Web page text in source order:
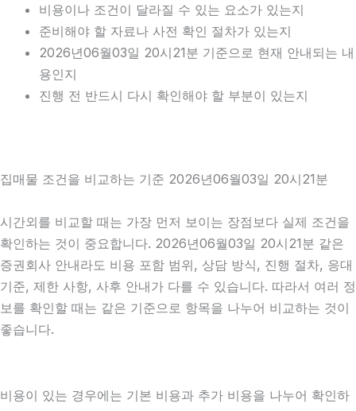
비용이나 조건이 달라질 수 있는 요소가 있는지
준비해야 할 자료나 사전 확인 절차가 있는지
2026년06월03일 20시21분 기준으로 현재 안내되는 내
용인지
진행 전 반드시 다시 확인해야 할 부분이 있는지
집매물 조건을 비교하는 기준 2026년06월03일 20시21분
시간외를 비교할 때는 가장 먼저 보이는 장점보다 실제 조건을
확인하는 것이 중요합니다. 2026년06월03일 20시21분 같은
증권회사 안내라도 비용 포함 범위, 상담 방식, 진행 절차, 응대
기준, 제한 사항, 사후 안내가 다를 수 있습니다. 따라서 여러 정
보를 확인할 때는 같은 기준으로 항목을 나누어 비교하는 것이
좋습니다.
비용이 있는 경우에는 기본 비용과 추가 비용을 나누어 확인하